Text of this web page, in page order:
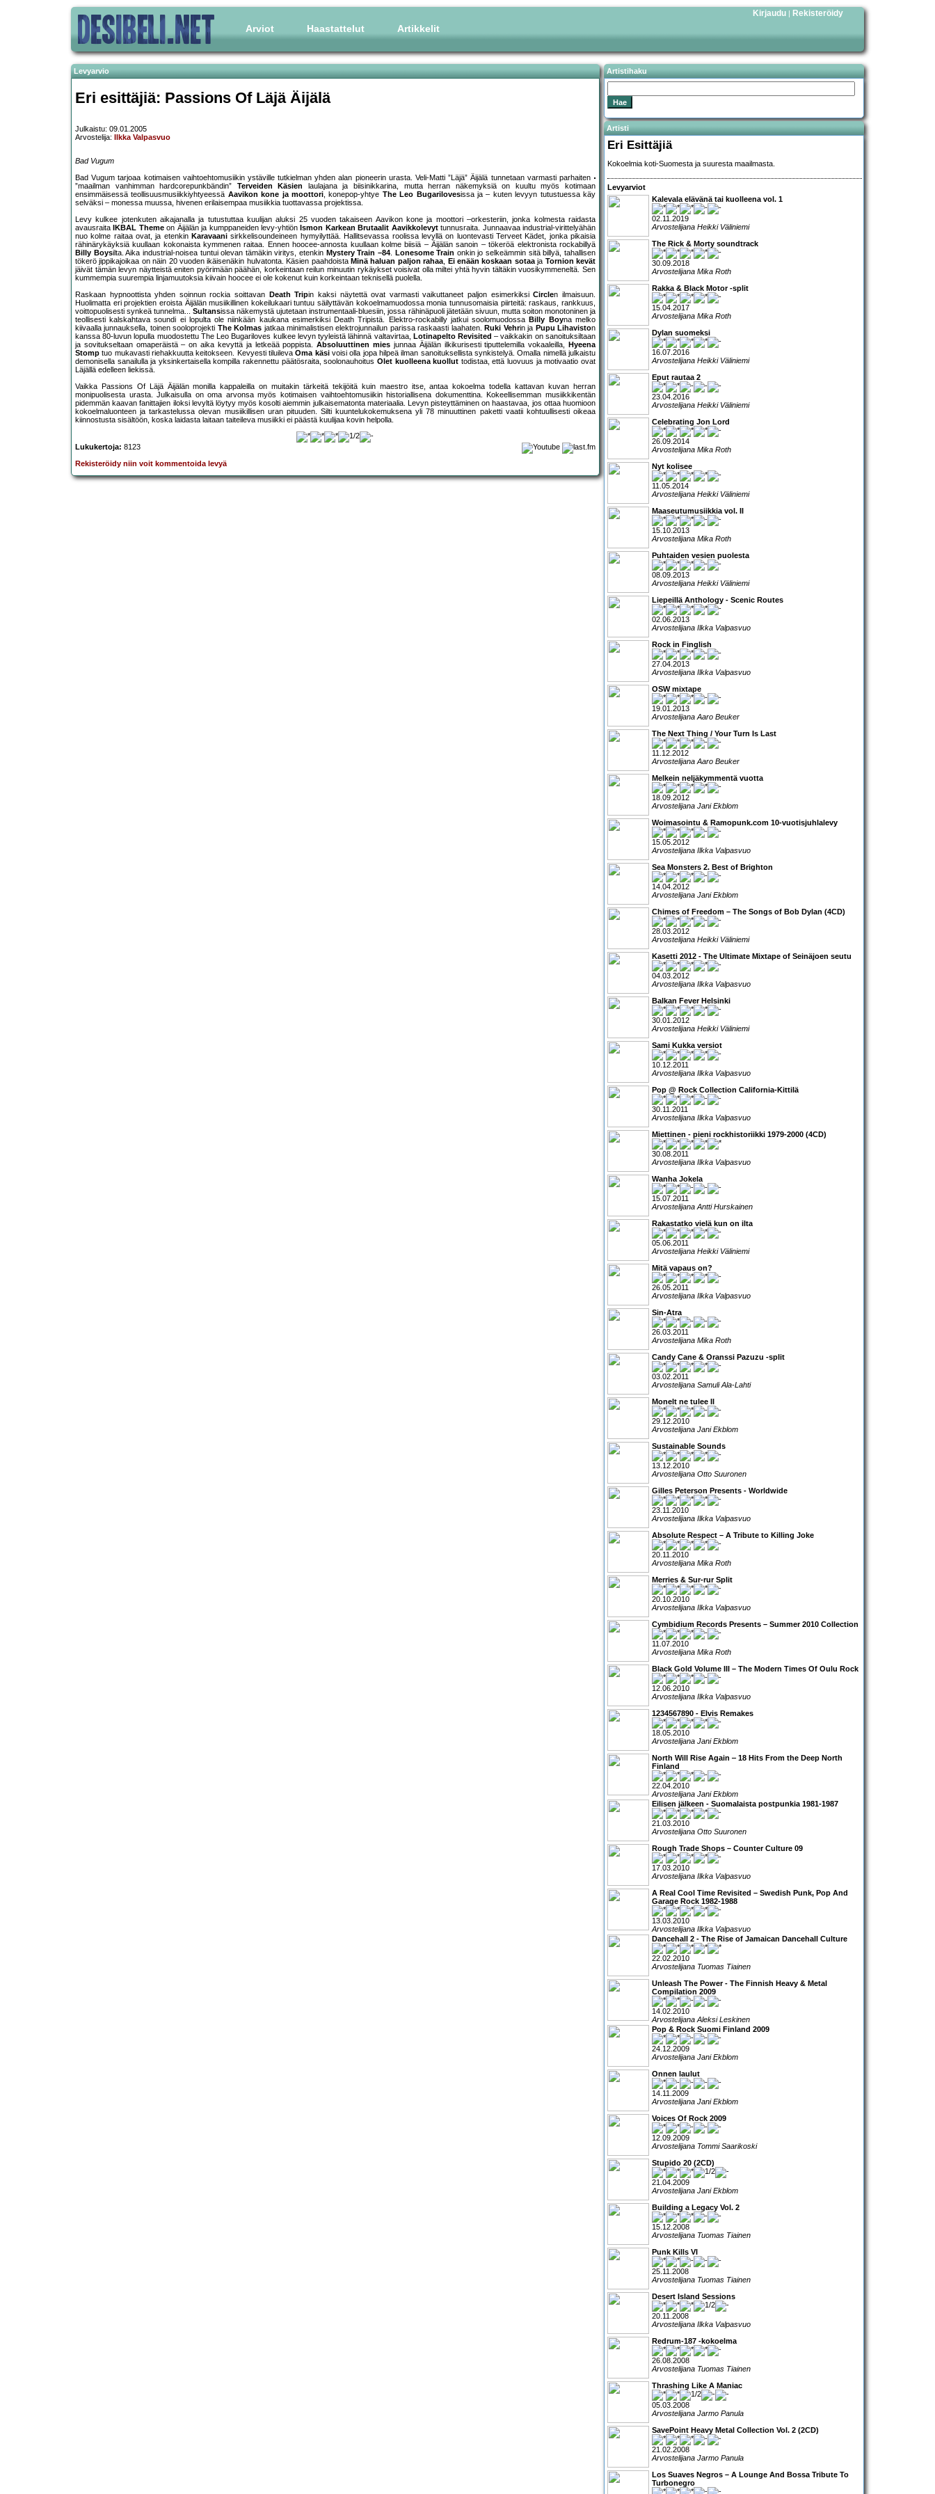
Arviot Haastattelut Artikkelit
Kirjaudu | Rekisteröidy
Levyarvio
Eri esittäjiä: Passions Of Läjä Äijälä
Julkaistu: 09.01.2005
Arvostelija:
Ilkka Valpasvuo
Bad Vugum
Bad Vugum tarjoaa kotimaisen vaihtoehtomusiikin ystäville tutkielman yhden alan pioneerin urasta. Veli-Matti ”Läjä” Äijälä tunnetaan varmasti parhaiten
”maailman vanhimman hardcorepunkbändin” Terveiden Käsien
laulajana ja biisinikkarina, mutta herran näkemyksiä on kuultu myös kotimaan
ensimmäisessä teollisuusmusiikkiyhtyeessä Aavikon kone ja moottori, konepop-yhtye The Leo Bugarilovesissa ja – kuten levyyn tutustuessa käy
selväksi – monessa muussa, hivenen erilaisempaa musiikkia tuottavassa projektissa.
Levy kulkee jotenkuten aikajanalla ja tutustuttaa kuulijan aluksi 25 vuoden takaiseen Aavikon kone ja moottori –orkesteriin, jonka kolmesta raidasta
avausraita
IKBAL Themeon Äijälän ja kumppaneiden levy-yhtiön Ismon Karkean Brutaalit Aavikkolevyttunnusraita. Junnaavaa industrial-virittelyähän
nuo kolme raitaa ovat, ja etenkin Karavaani sirkkelisoundeineen hymyilyttää. Hallitsevassa roolissa levyllä on luontevasti Terveet Kädet, jonka pikaisia
rähinärykäyksiä kuullaan kokonaista kymmenen raitaa. Ennen hoocee-annosta kuullaan kolme biisiä – Äijälän sanoin – tökeröä elektronista rockabillyä
Billy Boysilta. Aika industrial-noisea tuntui olevan tämäkin viritys, etenkin Mystery Train –84. Lonesome Train onkin jo selkeämmin sitä billyä, tahallisen
tökerö jippikajoikaa on näin 20 vuoden ikäisenäkin hulvatonta. Käsien paahdoista Minä haluan paljon rahaa, Ei enään koskaan sotaaja Tornion kevät
jäivät tämän levyn näytteistä eniten pyörimään päähän, korkeintaan reilun minuutin rykäykset voisivat olla miltei yhtä hyvin tältäkin vuosikymmeneltä. Sen
kummempia suurempia linjamuutoksia kiivain hoocee ei ole kokenut kuin korkeintaan teknisellä puolella.
Raskaan hypnoottista yhden soinnun rockia soittavan
Death Tripin kaksi näytettä ovat varmasti vaikuttaneet paljon esimerkiksiCirclen ilmaisuun.
Huolimatta eri projektien eroista Äijälän musiikillinen kokeilukaari tuntuu säilyttävän kokoelmamuodossa monia tunnusomaisia piirteitä: raskaus, rankkuus,
voittopuolisesti synkeä tunnelma...Sultansissa näkemystä ujutetaan instrumentaali-bluesiin, jossa rähinäpuoli jätetään sivuun, mutta soiton monotoninen ja
teollisesti kalskahtava soundi ei lopulta ole niinkään kaukana esimerkiksi Death Tripistä. Elektro-rockabilly jatkui soolomuodossa Billy Boyna melko
kiivaalla junnauksella, toinen sooloprojekti The Kolmas jatkaa minimalistisen elektrojunnailun parissa raskaasti laahaten. Ruki Vehrin ja Pupu Lihaviston
kanssa 80-luvun lopulla muodostettu The Leo Bugariloves kulkee levyn tyyleistä lähinnä valtavirtaa, Lotinapelto Revisited – vaikkakin on sanoituksiltaan
ja sovitukseltaan omaperäistä – on aika kevyttä ja letkeää poppista.Absoluuttinen mies junnaa Äijälän ilkikurisesti tiputtelemilla vokaaleilla,
Hyeena
Stomp tuo mukavasti riehakkuutta keitokseen. Kevyesti tiluilevaOma käsivoisi olla jopa hilpeä ilman sanoituksellista synkistelyä. Omalla nimellä julkaistu
demonisella sanailulla ja yksinkertaisella kompilla rakennettu päätösraita, soolonauhoitus Olet kuolleena kuollut todistaa, että luovuus ja motivaatio ovat
Läjällä edelleen liekissä.
Vaikka Passions Of Läjä Äijälän monilla kappaleilla on muitakin tärkeitä tekijöitä kuin maestro itse, antaa kokoelma todella kattavan kuvan herran
monipuolisesta urasta. Julkaisulla on oma arvonsa myös kotimaisen vaihtoehtomusiikin historiallisena dokumenttina. Kokeellisemman musiikkikentän
pidemmän kaavan fanittajien iloksi levyltä löytyy myös kosolti aiemmin julkaisematonta materiaalia. Levyn pisteyttäminen on haastavaa, jos ottaa huomioon
kokoelmaluonteen ja tarkastelussa olevan musiikillisen uran pituuden. Silti kuuntelukokemuksena yli 78 minuuttinen paketti vaatii kohtuullisesti oikeaa
kiinnostusta sisältöön, koska laidasta laitaan taiteileva musiikki ei päästä kuulijaa kovin helpolla.
Lukukertoja: 8123
Rekisteröidy niin voit kommentoida levyä
Artistihaku
Artisti
Eri Esittäjiä
Kokoelmia koti-Suomesta ja suuresta maailmasta.
Levyarviot
Kalevala elävänä tai kuolleena vol. 1
02.11.2019
Arvostelijana Heikki Väliniemi
The Rick & Morty soundtrack
30.09.2018
Arvostelijana Mika Roth
Rakka & Black Motor -split
15.04.2017
Arvostelijana Mika Roth
Dylan suomeksi
16.07.2016
Arvostelijana Heikki Väliniemi
Eput rautaa 2
23.04.2016
Arvostelijana Heikki Väliniemi
Celebrating Jon Lord
26.09.2014
Arvostelijana Mika Roth
Nyt kolisee
11.05.2014
Arvostelijana Heikki Väliniemi
Maaseutumusiikkia vol. II
15.10.2013
Arvostelijana Mika Roth
Puhtaiden vesien puolesta
08.09.2013
Arvostelijana Heikki Väliniemi
Liepeillä Anthology - Scenic Routes
02.06.2013
Arvostelijana Ilkka Valpasvuo
Rock in Finglish
27.04.2013
Arvostelijana Ilkka Valpasvuo
OSW mixtape
19.01.2013
Arvostelijana Aaro Beuker
The Next Thing / Your Turn Is Last
11.12.2012
Arvostelijana Aaro Beuker
Melkein neljäkymmentä vuotta
18.09.2012
Arvostelijana Jani Ekblom
Woimasointu & Ramopunk.com 10-vuotisjuhlalevy
15.05.2012
Arvostelijana Ilkka Valpasvuo
Sea Monsters 2. Best of Brighton
14.04.2012
Arvostelijana Jani Ekblom
Chimes of Freedom – The Songs of Bob Dylan (4CD)
28.03.2012
Arvostelijana Heikki Väliniemi
Kasetti 2012 - The Ultimate Mixtape of Seinäjoen seutu
04.03.2012
Arvostelijana Ilkka Valpasvuo
Balkan Fever Helsinki
30.01.2012
Arvostelijana Heikki Väliniemi
Sami Kukka versiot
10.12.2011
Arvostelijana Ilkka Valpasvuo
Pop @ Rock Collection California-Kittilä
30.11.2011
Arvostelijana Ilkka Valpasvuo
Miettinen - pieni rockhistoriikki 1979-2000 (4CD)
30.08.2011
Arvostelijana Ilkka Valpasvuo
Wanha Jokela
15.07.2011
Arvostelijana Antti Hurskainen
Rakastatko vielä kun on ilta
05.06.2011
Arvostelijana Heikki Väliniemi
Mitä vapaus on?
26.05.2011
Arvostelijana Ilkka Valpasvuo
Sin-Atra
26.03.2011
Arvostelijana Mika Roth
Candy Cane & Oranssi Pazuzu -split
03.02.2011
Arvostelijana Samuli Ala-Lahti
Monelt ne tulee II
29.12.2010
Arvostelijana Jani Ekblom
Sustainable Sounds
13.12.2010
Arvostelijana Otto Suuronen
Gilles Peterson Presents - Worldwide
23.11.2010
Arvostelijana Ilkka Valpasvuo
Absolute Respect – A Tribute to Killing Joke
20.11.2010
Arvostelijana Mika Roth
Merries & Sur-rur Split
20.10.2010
Arvostelijana Ilkka Valpasvuo
Cymbidium Records Presents – Summer 2010 Collection
11.07.2010
Arvostelijana Mika Roth
Black Gold Volume III – The Modern Times Of Oulu Rock
12.06.2010
Arvostelijana Ilkka Valpasvuo
1234567890 - Elvis Remakes
18.05.2010
Arvostelijana Jani Ekblom
North Will Rise Again ‒ 18 Hits From the Deep North
Finland
22.04.2010
Arvostelijana Jani Ekblom
Eilisen jälkeen - Suomalaista postpunkia 1981-1987
21.03.2010
Arvostelijana Otto Suuronen
Rough Trade Shops – Counter Culture 09
17.03.2010
Arvostelijana Ilkka Valpasvuo
A Real Cool Time Revisited – Swedish Punk, Pop And
Garage Rock 1982-1988
13.03.2010
Arvostelijana Ilkka Valpasvuo
Dancehall 2 - The Rise of Jamaican Dancehall Culture
22.02.2010
Arvostelijana Tuomas Tiainen
Unleash The Power - The Finnish Heavy & Metal
Compilation 2009
14.02.2010
Arvostelijana Aleksi Leskinen
Pop & Rock Suomi Finland 2009
24.12.2009
Arvostelijana Jani Ekblom
Onnen laulut
14.11.2009
Arvostelijana Jani Ekblom
Voices Of Rock 2009
12.09.2009
Arvostelijana Tommi Saarikoski
Stupido 20 (2CD)
21.04.2009
Arvostelijana Jani Ekblom
Building a Legacy Vol. 2
15.12.2008
Arvostelijana Tuomas Tiainen
Punk Kills VI
25.11.2008
Arvostelijana Tuomas Tiainen
Desert Island Sessions
20.11.2008
Arvostelijana Ilkka Valpasvuo
Redrum-187 -kokoelma
26.08.2008
Arvostelijana Tuomas Tiainen
Thrashing Like A Maniac
05.03.2008
Arvostelijana Jarmo Panula
SavePoint Heavy Metal Collection Vol. 2 (2CD)
21.02.2008
Arvostelijana Jarmo Panula
Los Suaves Negros – A Lounge And Bossa Tribute To
Turbonegro